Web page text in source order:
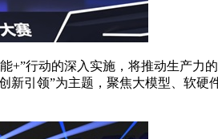
+”行动的深入实施，将推动生产力
新引领”为主题，聚焦大模型、软硬